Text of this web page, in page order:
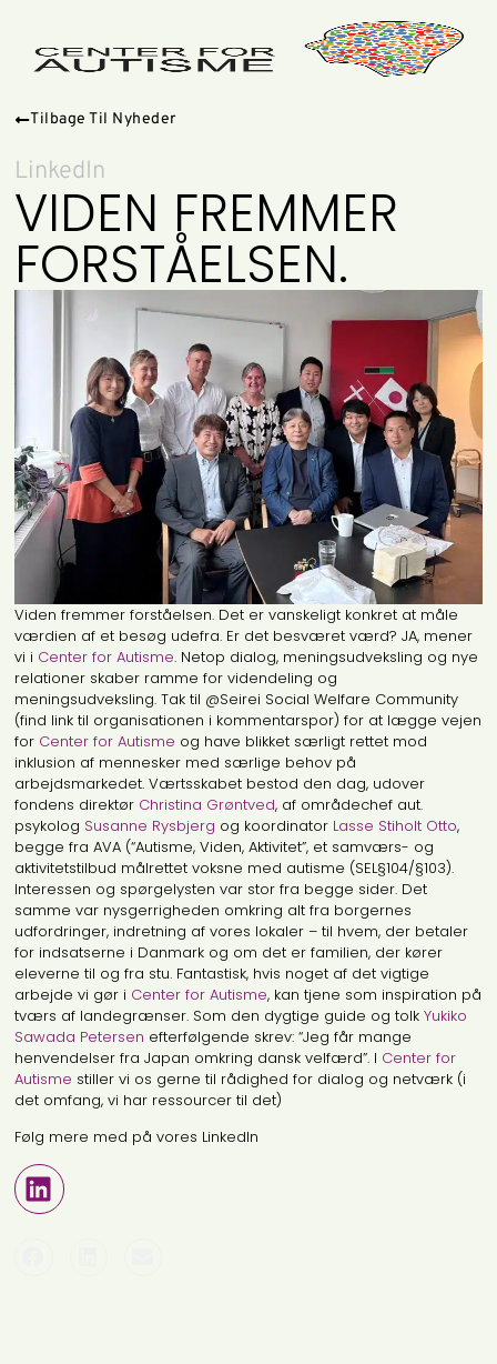
Tilbage Til Nyheder
LinkedIn
VIDEN FREMMER
FORSTÅELSEN.
Viden fremmer forståelsen. Det er vanskeligt konkret at måle
værdien af et besøg udefra. Er det besværet værd? JA, mener
vi i Center for Autisme. Netop dialog, meningsudveksling og nye
relationer skaber ramme for videndeling og
meningsudveksling. Tak til @Seirei Social Welfare Community
(find link til organisationen i kommentarspor) for at lægge vejen
for Center for Autisme og have blikket særligt rettet mod
inklusion af mennesker med særlige behov på
arbejdsmarkedet. Værtsskabet bestod den dag, udover
fondens direktør Christina Grøntved, af områdechef aut.
psykolog Susanne Rysbjerg og koordinator Lasse Stiholt Otto,
begge fra AVA (“Autisme, Viden, Aktivitet”, et samværs- og
aktivitetstilbud målrettet voksne med autisme (SEL§104/§103).
Interessen og spørgelysten var stor fra begge sider. Det
samme var nysgerrigheden omkring alt fra borgernes
udfordringer, indretning af vores lokaler – til hvem, der betaler
for indsatserne i Danmark og om det er familien, der kører
eleverne til og fra stu. Fantastisk, hvis noget af det vigtige
arbejde vi gør i Center for Autisme, kan tjene som inspiration på
tværs af landegrænser. Som den dygtige guide og tolkYukiko
Sawada Petersen efterfølgende skrev: “Jeg får mange
henvendelser fra Japan omkring dansk velfærd”. I Center for
Autisme stiller vi os gerne til rådighed for dialog og netværk (i
det omfang, vi har ressourcer til det)
Følg mere med på vores LinkedIn